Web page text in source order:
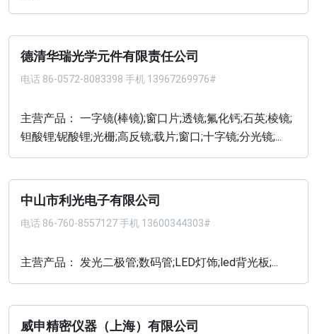
德清华瑞光学元件有限责任公司
电话 86-0572-8083398 手机 13967269976#
主营产品： 一字镜(棒镜);窗口片;透镜;氟化钙;石英;棱镜;
钽酸锂;铌酸锂;光栅;高反镜;载片;窗口;十字镜;分光镜;...
中山市利光电子有限公司
电话 86-760-8557127 手机 13600344303#
主营产品： 发光二极管;数码管;LED灯饰;led背光板;...
威申精密仪器（上海）有限公司